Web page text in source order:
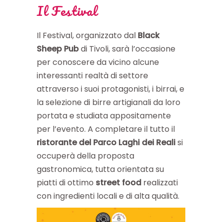
Il Festival
Il Festival, organizzato dal Black
Sheep Pubdi Tivoli, sarà l’occasione
per conoscere da vicino alcune
interessanti realtà di settore
attraverso i suoi protagonisti, i birrai, e
la selezione di birre artigianali da loro
portata e studiata appositamente
per l’evento. A completare il tutto il
ristorante del Parco Laghi dei Realisi
occuperà della proposta
gastronomica, tutta orientata su
piatti di ottimo street food realizzati
con ingredienti locali e di alta qualità.